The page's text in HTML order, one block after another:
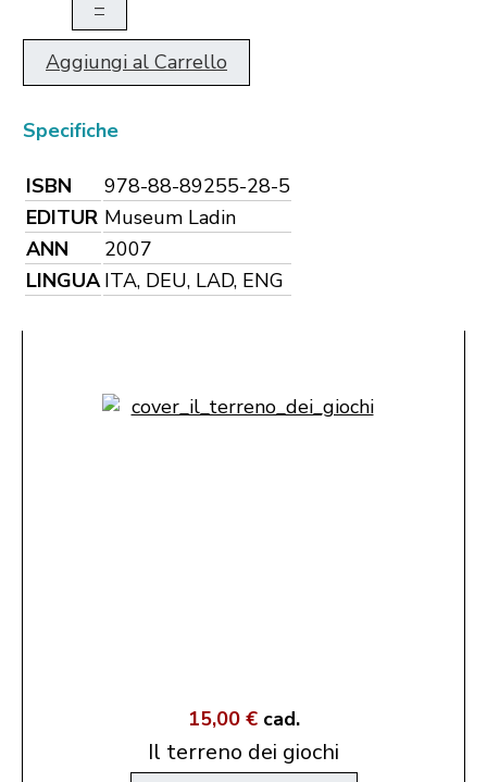
–
Aggiungi al Carrello
Specifiche
ISBN
978-88-89255-28-5
EDITUR Museum Ladin
ANN
2007
LINGUA ITA, DEU, LAD, ENG
15,00 € cad.
Il terreno dei giochi